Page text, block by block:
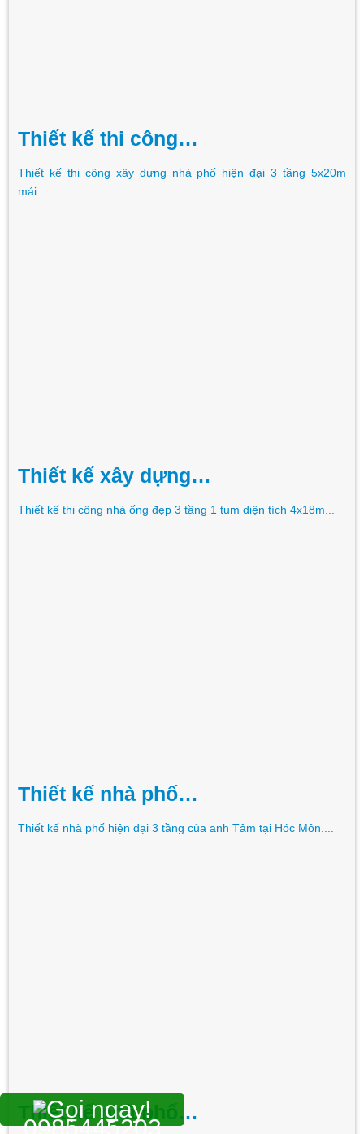
0985445203
Thiết kế thi công…
Thiết kế thi công xây dựng nhà phố hiện đại 3 tầng 5x20m
mái...
Thiết kế xây dựng…
Thiết kế thi công nhà ống đẹp 3 tầng 1 tum diện tích 4x18m...
Thiết kế nhà phố…
Thiết kế nhà phố hiện đại 3 tầng của anh Tâm tại Hóc Môn....
Thiết kế nhà phố…